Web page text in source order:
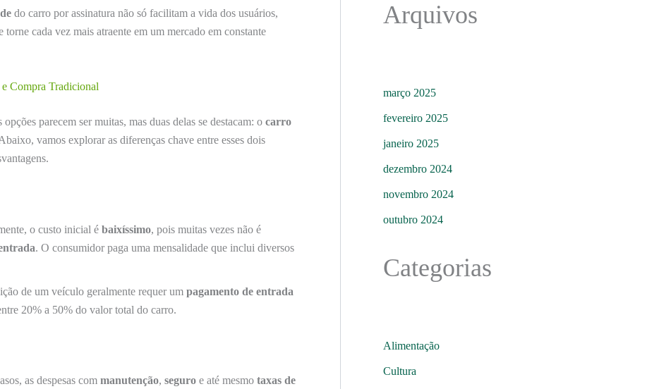
do carro por assinatura não só facilitam a vida dos usuários,
torne cada vez mais atraente em um mercado em constante
Compra Tradicional
parecem ser muitas, mas duas delas se destacam: o carro
vamos explorar as diferenças chave entre esses dois
o custo inicial é baixíssimo, pois muitas vezes não é
. O consumidor paga uma mensalidade que inclui diversos
de um veículo geralmente requer um pagamento de entrada
20% a 50% do valor total do carro.
as despesas com manutenção, seguro e até mesmo taxas de
Arquivos
março 2025
fevereiro 2025
janeiro 2025
dezembro 2024
novembro 2024
outubro 2024
Categorias
Alimentação
Cultura